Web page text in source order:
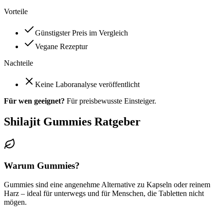
Vorteile
Günstigster Preis im Vergleich
Vegane Rezeptur
Nachteile
Keine Laboranalyse veröffentlicht
Für wen geeignet? Für preisbewusste Einsteiger.
Shilajit Gummies Ratgeber
Warum Gummies?
Gummies sind eine angenehme Alternative zu Kapseln oder reinem
Harz – ideal für unterwegs und für Menschen, die Tabletten nicht
mögen.